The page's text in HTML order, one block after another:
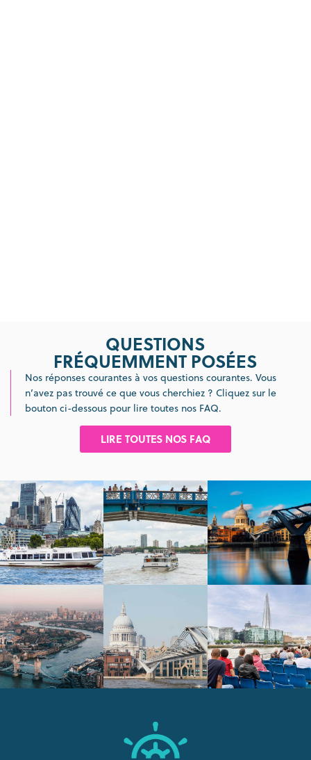
QUESTIONS
FRÉQUEMMENT POSÉES
Nos réponses courantes à vos questions courantes. Vous
n’avez pas trouvé ce que vous cherchiez ? Cliquez sur le
bouton ci-dessous pour lire toutes nos FAQ.
LIRE TOUTES NOS FAQ